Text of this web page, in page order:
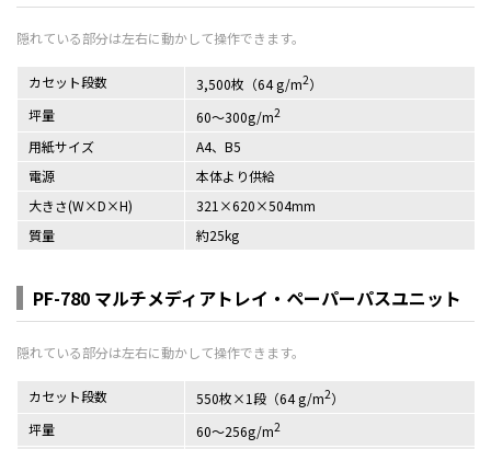
カセット段数 3,500枚（64 g/m2）
坪量
60～300g/m2
用紙サイズ
A4、B5
電源
本体より供給
大きさ(W×D×H)
321×620×504mm
質量
約25kg
PF-780 マルチメディアトレイ・ペーパーパスユニット
カセット段数 550枚×1段（64 g/m2）
坪量
60～256g/m2